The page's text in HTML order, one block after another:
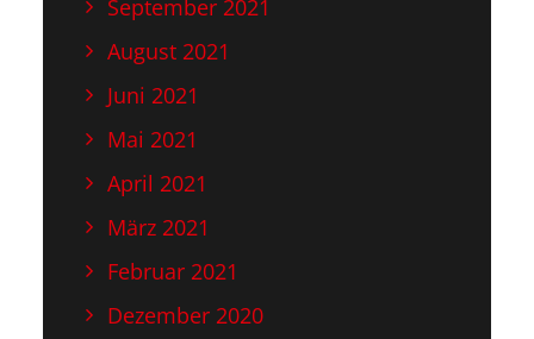
September 2021
August 2021
Juni 2021
Mai 2021
April 2021
März 2021
Februar 2021
Dezember 2020